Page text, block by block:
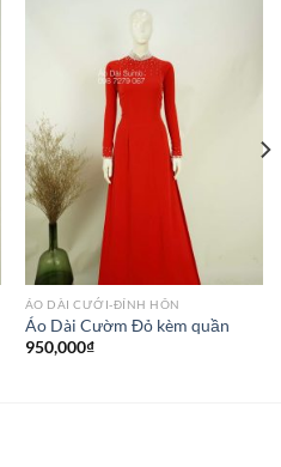
ÁO DÀI CƯỚI-ĐÍNH HÔN
Áo Dài Cườm Đỏ kèm quần
950,000₫